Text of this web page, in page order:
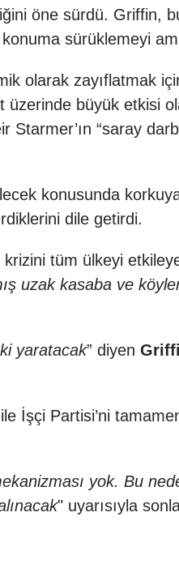
öne sürdü. Griffin,
sürüklemeyi
olarak zayıflatmak
üzerinde büyük etkisi
“saray
konusunda
dile getirdi.
krizini tüm ülkeyi
uzak kasaba ve
yaratacak” diyen
İşçi Partisi’ni
yok. Bu
" uyarısıyla